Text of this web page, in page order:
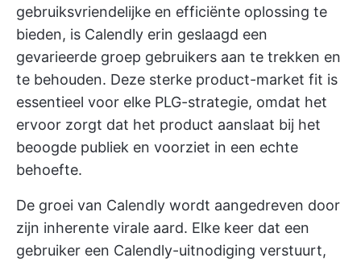
gebruiksvriendelijke en efficiënte oplossing te
bieden, is Calendly erin geslaagd een
gevarieerde groep gebruikers aan te trekken en
te behouden. Deze sterke product-market fit is
essentieel voor elke PLG-strategie, omdat het
ervoor zorgt dat het product aanslaat bij het
beoogde publiek en voorziet in een echte
behoefte.
De groei van Calendly wordt aangedreven door
zijn inherente virale aard. Elke keer dat een
gebruiker een Calendly-uitnodiging verstuurt,